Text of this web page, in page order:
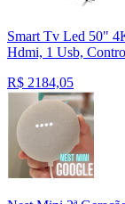
Smart Tv Led 50"
Hdmi, 1 Usb,
R$ 2184,05